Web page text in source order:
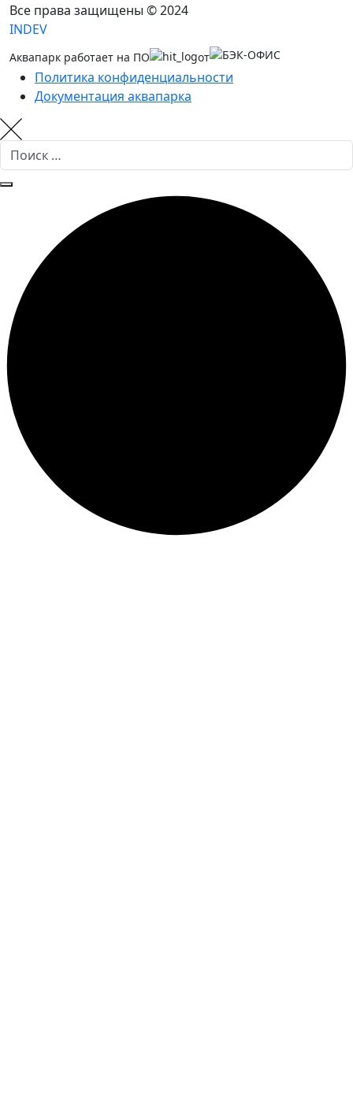
Все права защищены © 2024
INDEV
Аквапарк работает на ПО от
Политика конфиденциальности
Документация аквапарка